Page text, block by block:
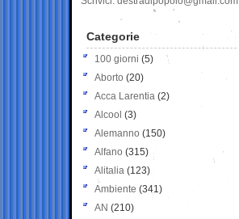
Categorie
100 giorni (5)
Aborto (20)
Acca Larentia (2)
Alcool (3)
Alemanno (150)
Alfano (315)
Alitalia (123)
Ambiente (341)
AN (210)